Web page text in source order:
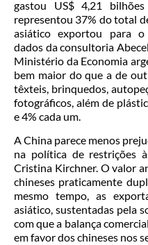
gastou US$ 4,21
representou 37% do total
asiático exportou para o
dados da consultoria
Ministério da Economia
bem maior do que a de
têxteis, brinquedos,
fotográficos, além de
e 4% cada um.
A China parece menos
na política de restrições
Cristina Kirchner. O valor
chineses praticamente
mesmo tempo, as
asiático, sustentadas pela
com que a balança
em favor dos chineses nos